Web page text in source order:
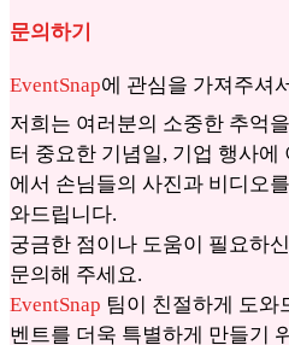
문의하기
EventSnap에 관심을 가져주셔
저희는 여러분의 소중한 추억
터 중요한 기념일, 기업 행사
에서 손님들의 사진과 비디오
와드립니다.
궁금한 점이나 도움이 필요하
문의해 주세요.
EventSnap 팀이 친절하게 도와
벤트를 더욱 특별하게 만들기